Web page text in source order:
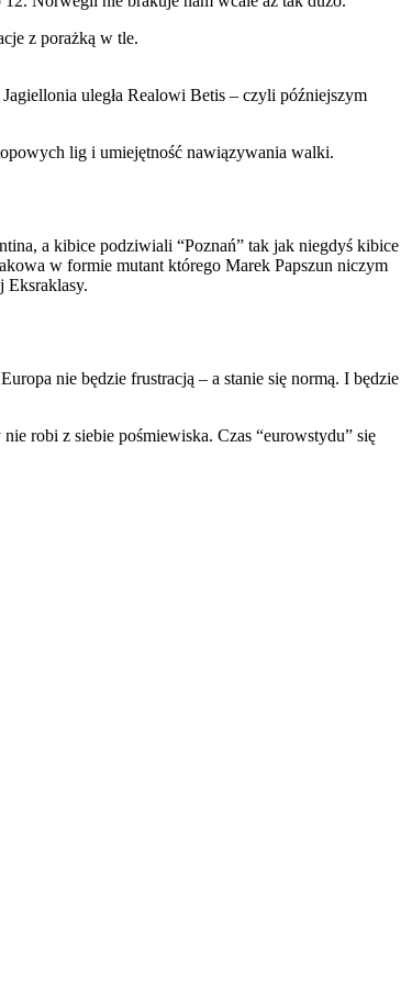
z porażką w tle.
uległa Realowi Betis – czyli późniejszym
lig i umiejętność nawiązywania walki.
a kibice podziwiali “Poznań” tak jak niegdyś kibice
w formie mutant którego Marek Papszun niczym
Eksraklasy.
nie będzie frustracją – a stanie się normą. I będzie
robi z siebie pośmiewiska. Czas “eurowstydu” się